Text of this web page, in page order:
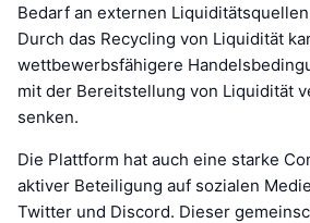
Bedarf an externen
Durch das Recycling von Liquidität
wettbewerbsfähigere
mit der Bereitstellung von Liquidität
senken.
Die Plattform hat auch eine starke
aktiver Beteiligung auf sozialen
Twitter und Discord. Dieser